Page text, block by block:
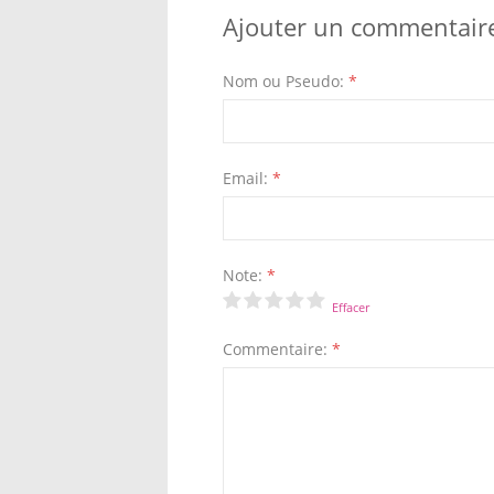
Ajouter un
Nom ou Pseudo: *
Email: *
Note: *
Effacer
Commentaire: *